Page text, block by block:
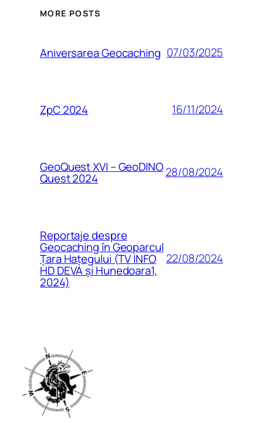
MORE POSTS
Aniversarea Geocaching 07/03/2025
ZpC 2024 16/11/2024
GeoQuest XVI – GeoDINO
Quest 2024 28/08/2024
Reportaje despre
Geocaching în Geoparcul
Țara Hațegului (TV INFO
HD DEVA și Hunedoara1,
2024)
22/08/2024